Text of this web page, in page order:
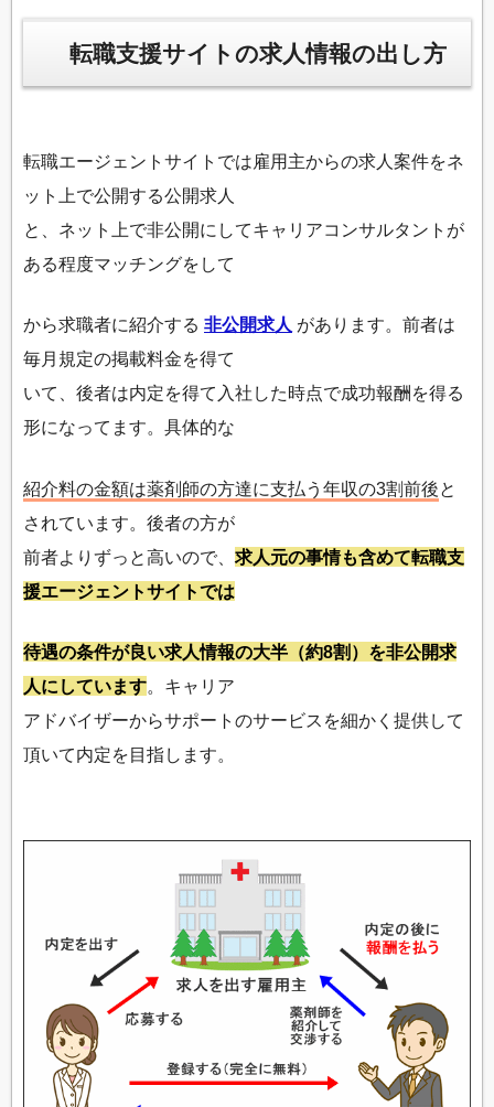
転職支援サイトの求人情報の出し方
転職エージェントサイトでは雇用主からの求人案件をネ
ット上で公開する公開求人
と、ネット上で非公開にしてキャリアコンサルタントが
ある程度マッチングをして
から求職者に紹介する 非公開求人 があります。前者は
毎月規定の掲載料金を得て
いて、後者は内定を得て入社した時点で成功報酬を得る
形になってます。具体的な
紹介料の金額は薬剤師の方達に支払う年収の3割前後 と
されています。後者の方が
前者よりずっと高いので、 求人元の事情も含めて転職支
援エージェントサイトでは
待遇の条件が良い求人情報の大半（約8割）を非公開求
人にしています。キャリア
アドバイザーからサポートのサービスを細かく提供して
頂いて内定を目指します。